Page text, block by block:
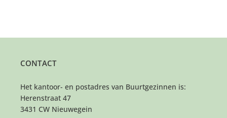
CONTACT
Het kantoor- en postadres van Buurtgezinnen is:
Herenstraat 47
3431 CW Nieuwegein